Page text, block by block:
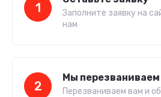
1
Заполните заявку на
нам
2
Мы перезваниваем
Перезваниваем вам и